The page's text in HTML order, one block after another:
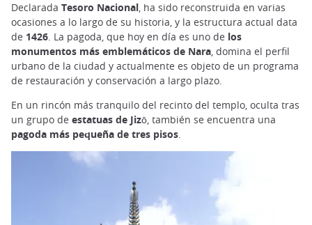
Declarada Tesoro Nacional, ha sido reconstruida en varias
ocasiones a lo largo de su historia, y la estructura actual data
de 1426. La pagoda, que hoy en día es uno de los
monumentos más emblemáticos de Nara, domina el perfil
urbano de la ciudad y actualmente es objeto de un programa
de restauración y conservación a largo plazo.
En un rincón más tranquilo del recinto del templo, oculta tras
un grupo de estatuas de Jizō, también se encuentra una
pagoda más pequeña de tres pisos.